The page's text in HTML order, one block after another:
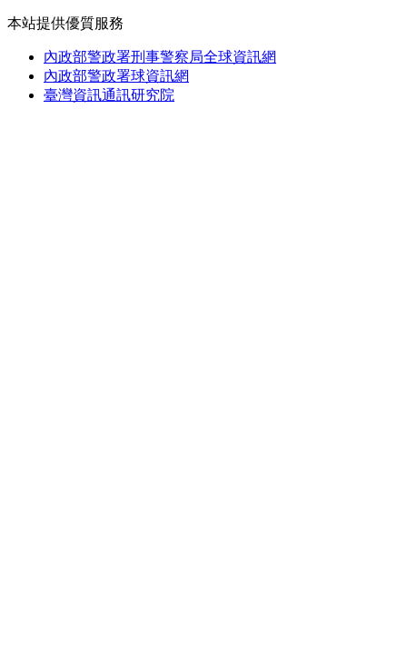
本站提供優質服務
內政部警政署刑事警察局全球資訊網
內政部警政署球資訊網
臺灣資訊通訊研究院